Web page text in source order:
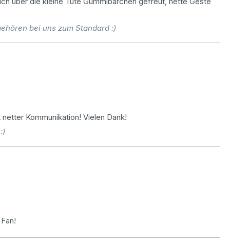
bei uns zum Standard :)
Kommunikation! Vielen Dank!